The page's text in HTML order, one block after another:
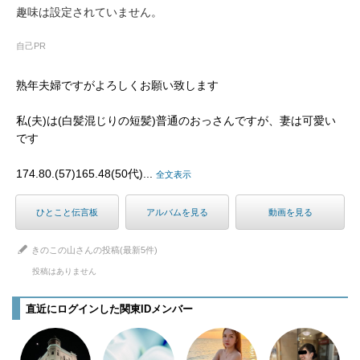
趣味は設定されていません。
自己PR
熟年夫婦ですがよろしくお願い致します
私(夫)は(白髪混じりの短髪)普通のおっさんですが、妻は可愛い
です
174.80.(57)165.48(50代)... 全文表示
ひとこと伝言板 アルバムを見る 動画を見る
きのこの山さんの投稿(最新5件)
投稿はありません
直近にログインした関東IDメンバー